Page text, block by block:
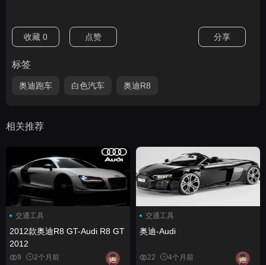
收藏 0 点赞 分享
标签
奥迪跑车 白色汽车 奥迪R8
相关推荐
交通工具
2012款奥迪R8 GT-Audi R8 GT
2012
9 2个月前
交通工具
奥迪-Audi
22 4个月前